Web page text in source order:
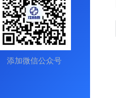
添加微信公众号